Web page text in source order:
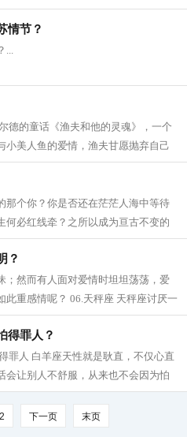
...
情节？
...
德的童话《渔夫和他的灵魂》，一个
小美人鱼的爱情，渔夫甘愿抛弃自己
尸...
那个你？你是否还在茫茫人海中等待
何必红线牵？之所以成为亘古不变的
哪...
？
；然而有人面对爱情时坦坦荡荡，爱
重感情呢？ 06.天秤座 天秤座讨厌一
...
得罪人？
罪人 白羊座天性就是耿直，不仅心直
会让别人不舒服，从来也不会因为怕
...
2 下一页 末页